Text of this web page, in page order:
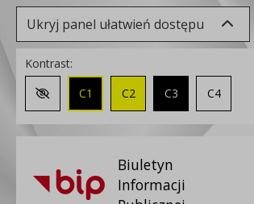
Ukryj panel ułatwień dostępu
Kontrast:
Zmień kontrast na domyślny
C1 C2 C3 C4
Biuletyn
Informacji